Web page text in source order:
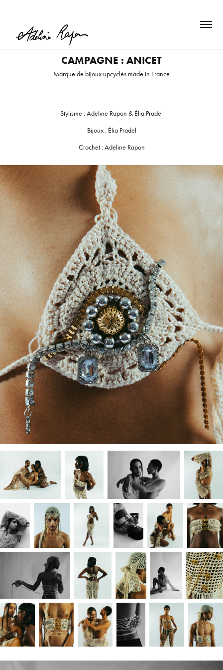
CAMPAGNE : ANICET
Marque de bijoux upcyclés made in France
Stylisme : Adeline Rapon & Élia Pradel
Bijoux : Élia Pradel
Crochet : Adeline Rapon